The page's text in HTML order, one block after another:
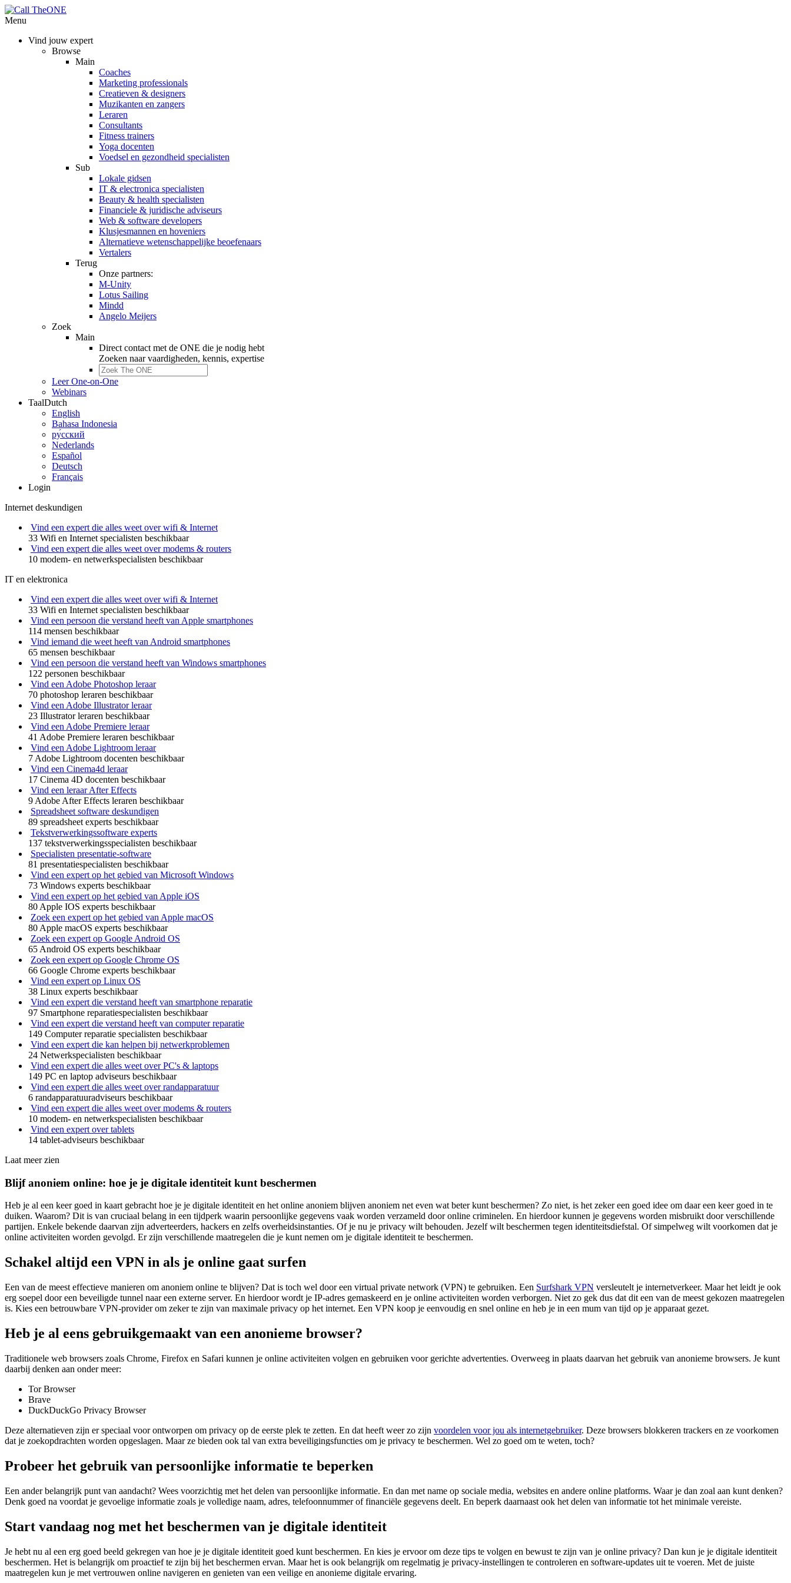
Menu
Vind jouw expert
Browse
Main
Coaches
Marketing professionals
Creatieven & designers
Muzikanten en zangers
Leraren
Consultants
Fitness trainers
Yoga docenten
Voedsel en gezondheid specialisten
Sub
Lokale gidsen
IT & electronica specialisten
Beauty & health specialisten
Financiele & juridische adviseurs
Web & software developers
Klusjesmannen en hoveniers
Alternatieve wetenschappelijke beoefenaars
Vertalers
Terug
Onze partners:
M-Unity
Lotus Sailing
Mindd
Angelo Meijers
Zoek
Main
Direct contact met de ONE die je nodig hebt
Zoeken naarvaardigheden, kennis, expertise
Leer One-on-One
Webinars
TaalDutch
English
Bahasa Indonesia
ру́сский
Nederlands
Español
Deutsch
Français
Login
Internet deskundigen
Vind een expert die alles weet over wifi & Internet
33 Wifi en Internet specialisten beschikbaar
Vind een expert die alles weet over modems & routers
10 modem- en netwerkspecialisten beschikbaar
IT en elektronica
Vind een expert die alles weet over wifi & Internet
33 Wifi en Internet specialisten beschikbaar
Vind een persoon die verstand heeft van Apple smartphones
114 mensen beschikbaar
Vind iemand die weet heeft van Android smartphones
65 mensen beschikbaar
Vind een persoon die verstand heeft van Windows smartphones
122 personen beschikbaar
Vind een Adobe Photoshop leraar
70 photoshop leraren beschikbaar
Vind een Adobe Illustrator leraar
23 Illustrator leraren beschikbaar
Vind een Adobe Premiere leraar
41 Adobe Premiere leraren beschikbaar
Vind een Adobe Lightroom leraar
7 Adobe Lightroom docenten beschikbaar
Vind een Cinema4d leraar
17 Cinema 4D docenten beschikbaar
Vind een leraar After Effects
9 Adobe After Effects leraren beschikbaar
Spreadsheet software deskundigen
89 spreadsheet experts beschikbaar
Tekstverwerkingssoftware experts
137 tekstverwerkingsspecialisten beschikbaar
Specialisten presentatie-software
81 presentatiespecialisten beschikbaar
Vind een expert op het gebied van Microsoft Windows
73 Windows experts beschikbaar
Vind een expert op het gebied van Apple iOS
80 Apple IOS experts beschikbaar
Zoek een expert op het gebied van Apple macOS
80 Apple macOS experts beschikbaar
Zoek een expert op Google Android OS
65 Android OS experts beschikbaar
Zoek een expert op Google Chrome OS
66 Google Chrome experts beschikbaar
Vind een expert op Linux OS
38 Linux experts beschikbaar
Vind een expert die verstand heeft van smartphone reparatie
97 Smartphone reparatiespecialisten beschikbaar
Vind een expert die verstand heeft van computer reparatie
149 Computer reparatie specialisten beschikbaar
Vind een expert die kan helpen bij netwerkproblemen
24 Netwerkspecialisten beschikbaar
Vind een expert die alles weet over PC's & laptops
149 PC en laptop adviseurs beschikbaar
Vind een expert die alles weet over randapparatuur
6 randapparatuuradviseurs beschikbaar
Vind een expert die alles weet over modems & routers
10 modem- en netwerkspecialisten beschikbaar
Vind een expert over tablets
14 tablet-adviseurs beschikbaar
Laat meer zien
Blijf anoniem online: hoe je je digitale identiteit kunt beschermen
Heb je al een keer goed in kaart gebracht hoe je je digitale identiteit en het online anoniem blijven anoniem net even wat beter kunt beschermen? Zo niet, is het zeker een goed idee om daar een keer goed in te
duiken. Waarom? Dit is van cruciaal belang in een tijdperk waarin persoonlijke gegevens vaak worden verzameld door online criminelen. En hierdoor kunnen je gegevens worden misbruikt door verschillende
partijen. Enkele bekende daarvan zijn adverteerders, hackers en zelfs overheidsinstanties. Of je nu je privacy wilt behouden. Jezelf wilt beschermen tegen identiteitsdiefstal. Of simpelweg wilt voorkomen dat je
online activiteiten worden gevolgd. Er zijn verschillende maatregelen die je kunt nemen om je digitale identiteit te beschermen.
Schakel altijd een VPN in als je online gaat surfen
Een van de meest effectieve manieren om anoniem online te blijven? Dat is toch wel door een virtual private network (VPN) te gebruiken. Een Surfshark VPN versleutelt je internetverkeer. Maar het leidt je ook
erg soepel door een beveiligde tunnel naar een externe server. En hierdoor wordt je IP-adres gemaskeerd en je online activiteiten worden verborgen. Niet zo gek dus dat dit een van de meest gekozen maatregelen
is. Kies een betrouwbare VPN-provider om zeker te zijn van maximale privacy op het internet. Een VPN koop je eenvoudig en snel online en heb je in een mum van tijd op je apparaat gezet.
Heb je al eens gebruikgemaakt van een anonieme browser?
Traditionele web browsers zoals Chrome, Firefox en Safari kunnen je online activiteiten volgen en gebruiken voor gerichte advertenties. Overweeg in plaats daarvan het gebruik van anonieme browsers. Je kunt
daarbij denken aan onder meer:
Tor Browser
Brave
DuckDuckGo Privacy Browser
Deze alternatieven zijn er speciaal voor ontworpen om privacy op de eerste plek te zetten. En dat heeft weer zo zijn voordelen voor jou als internetgebruiker. Deze browsers blokkeren trackers en ze voorkomen
dat je zoekopdrachten worden opgeslagen. Maar ze bieden ook tal van extra beveiligingsfuncties om je privacy te beschermen. Wel zo goed om te weten, toch?
Probeer het gebruik van persoonlijke informatie te beperken
Een ander belangrijk punt van aandacht? Wees voorzichtig met het delen van persoonlijke informatie. En dan met name op sociale media, websites en andere online platforms. Waar je dan zoal aan kunt denken?
Denk goed na voordat je gevoelige informatie zoals je volledige naam, adres, telefoonnummer of financiële gegevens deelt. En beperk daarnaast ook het delen van informatie tot het minimale vereiste.
Start vandaag nog met het beschermen van je digitale identiteit
Je hebt nu al een erg goed beeld gekregen van hoe je je digitale identiteit goed kunt beschermen. En kies je ervoor om deze tips te volgen en bewust te zijn van je online privacy? Dan kun je je digitale identiteit
beschermen. Het is belangrijk om proactief te zijn bij het beschermen ervan. Maar het is ook belangrijk om regelmatig je privacy-instellingen te controleren en software-updates uit te voeren. Met de juiste
maatregelen kun je met vertrouwen online navigeren en genieten van een veilige en anonieme digitale ervaring.